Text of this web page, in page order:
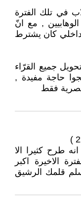
في تلك الفترة
, مع انّ
كان يشترط
جميع القرّاء
حاجة مفيدة ,
فقط
طرح كثيرا الا
الاخيرة اكبر
قلمك الرشيق